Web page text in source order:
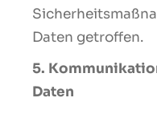
Daten getroffen.
5.
Daten